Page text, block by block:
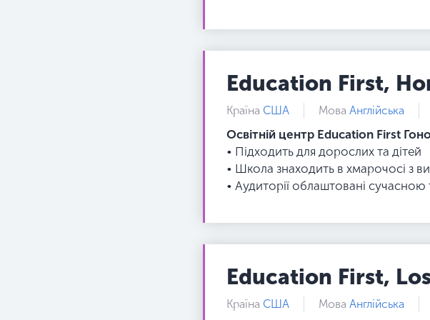
Education First,
Країна США Мова Англійська
Освітній центр Education First
• Підходить для дорослих та дітей
• Школа знаходить в хмарочосі з
• Аудиторії облаштовані сучасною
Education First,
Країна США Мова Англійська